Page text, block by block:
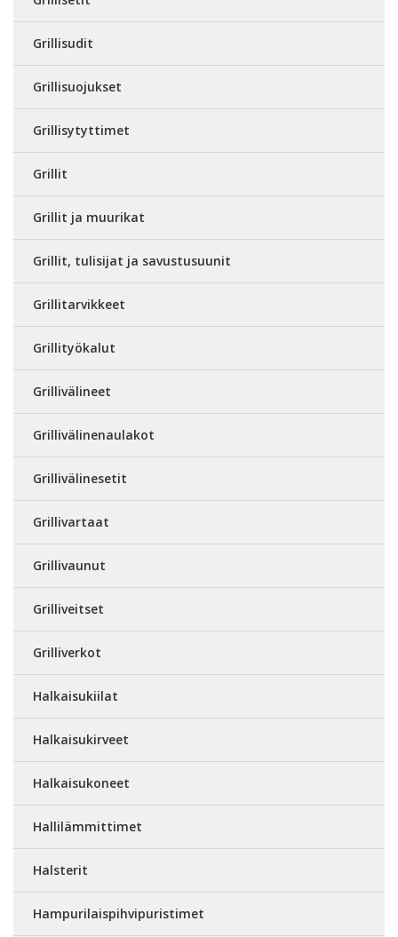
Grillisudit
Grillisuojukset
Grillisytyttimet
Grillit
Grillit ja muurikat
Grillit, tulisijat ja savustusuunit
Grillitarvikkeet
Grillityökalut
Grillivälineet
Grillivälinenaulakot
Grillivälinesetit
Grillivartaat
Grillivaunut
Grilliveitset
Grilliverkot
Halkaisukiilat
Halkaisukirveet
Halkaisukoneet
Hallilämmittimet
Halsterit
Hampurilaispihvipuristimet